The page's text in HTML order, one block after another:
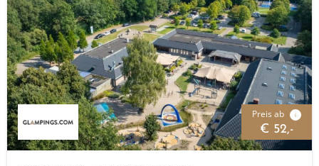
Preis ab i
€ 52,-